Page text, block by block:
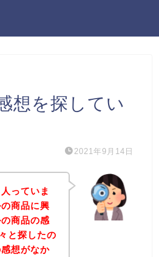
想を探してい
2021年9月14日
っていま
商品に興
商品の感
と探したの
想がなか